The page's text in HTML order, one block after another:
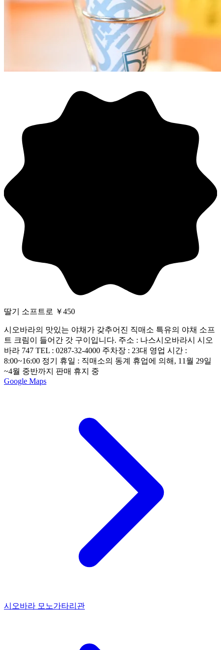
딸기 소프트로 ￥450
시오바라의 맛있는 야채가 갖추어진 직매소 특유의 야채 소프
트 크림이 들어간 갓 구이입니다. 주소 : 나스시오바라시 시오
바라 747 TEL : 0287-32-4000 주차장 : 23대 영업 시간 :
8:00~16:00 정기 휴일 : 직매소의 동계 휴업에 의해, 11월 29일
~4월 중반까지 판매 휴지 중
Google Maps
시오바라 모노가타리관